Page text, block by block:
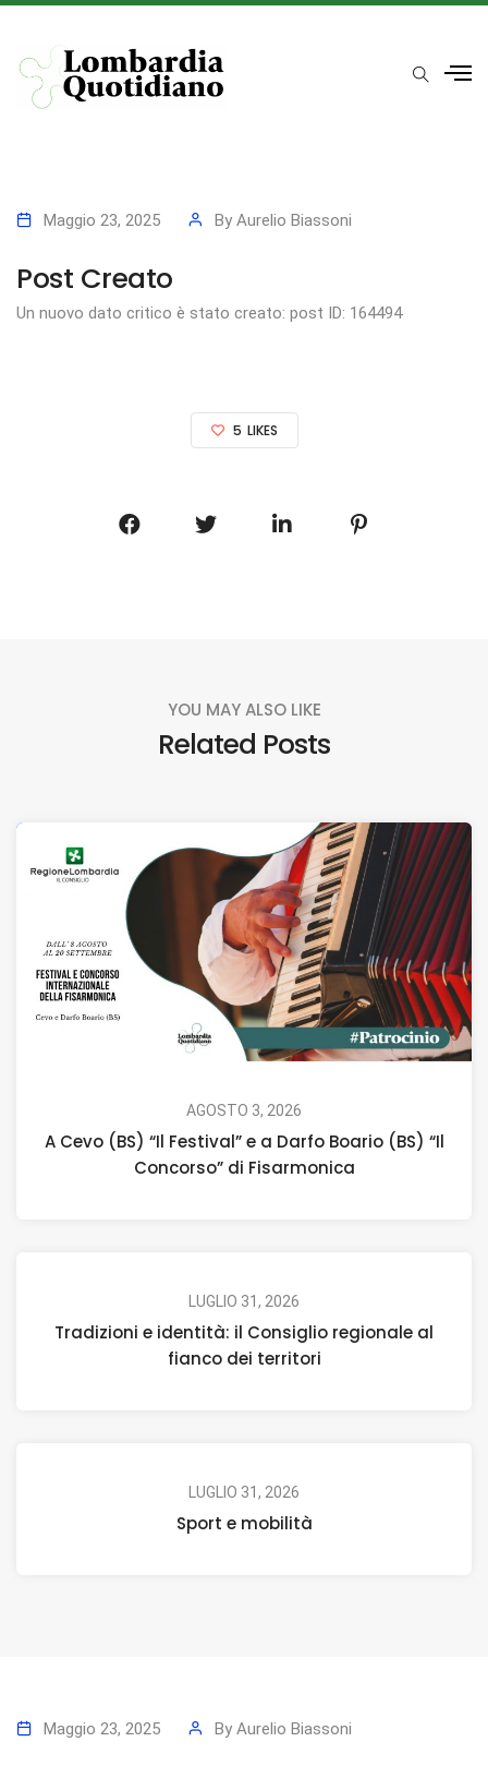
Maggio 23, 2025 By Aurelio Biassoni
Post Creato
Un nuovo dato critico è stato creato: post ID: 164494
5 LIKES
YOU MAY ALSO LIKE
Related Posts
AGOSTO 3, 2026
A Cevo (BS) “Il Festival” e a Darfo Boario (BS) “Il
Concorso” di Fisarmonica
LUGLIO 31, 2026
Tradizioni e identità: il Consiglio regionale al
fianco dei territori
LUGLIO 31, 2026
Sport e mobilità
Maggio 23, 2025 By Aurelio Biassoni